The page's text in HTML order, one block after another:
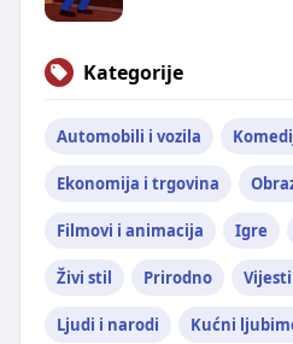
Kategorije
Automobili i vozila
Ekonomija i trgovina
Filmovi i animacija Igre
Živi stil Prirodno
Ljudi i narodi Kućni